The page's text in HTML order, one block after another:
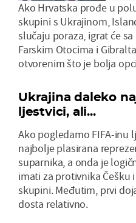
Ako Hrvatska prođe u
skupini s Ukrajinom,
slučaju poraza, igrat će
Farskim Otocima i
otvorenim što je bolja
Ukrajina daleko
ljestvici, ali...
Ako pogledamo FIFA-inu
najbolje plasirana
suparnika, a onda je
imati za protivnika
skupini. Međutim, prvi
dosta relativno.